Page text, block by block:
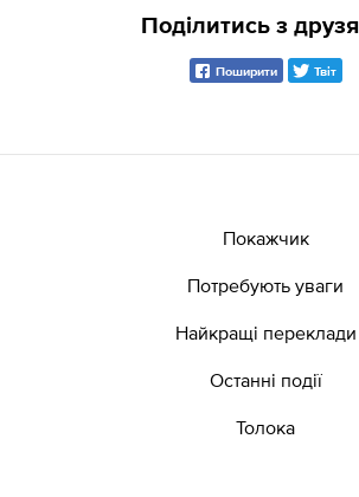
Поділитись з
Поширити Твіт
Покажчик
Потребують уваги
Найкращі переклади
Останні події
Толока